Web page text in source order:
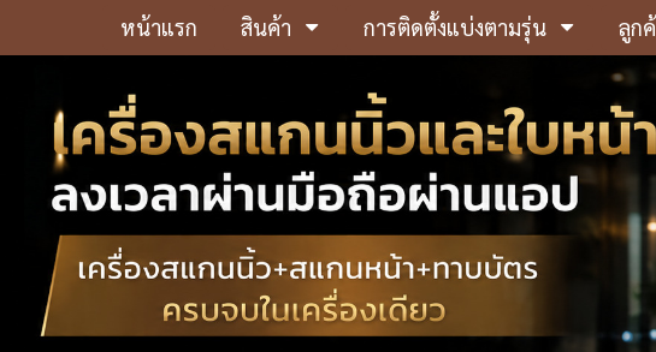
หน้าแรก สินค้า การติดตั้งแบ่งตามรุ่น ลูก